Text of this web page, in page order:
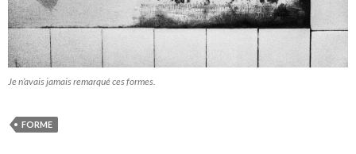
Je n’avais jamais remarqué ces formes.
FORME